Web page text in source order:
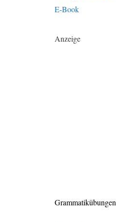
E-Book
Anzeige
Grammatikübungen